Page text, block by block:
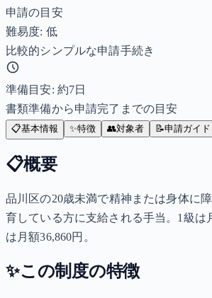
申請の目安
難易度: 低
比較的シンプルな申請手続き
準備目安: 約7日
書類準備から申請完了までの目安
📋基本情報 ✨特徴 👥対象者 📝申請ガイド
📋概要
品川区の20歳未満で精神または身体に
育している方に支給される手当。1級は
は月額36,860円。
✨この制度の特徴